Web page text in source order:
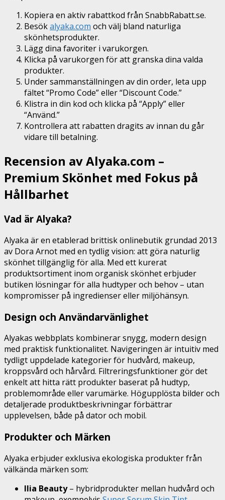
Kopiera en aktiv rabattkod från SnabbRabatt.se.
Besökalyaka.com och välj bland naturliga
skönhetsprodukter.
Lägg dina favoriter i varukorgen.
Klicka på varukorgen för att granska dina valda
produkter.
Under sammanställningen av din order, leta upp
fältet “Promo Code” eller “Discount Code.”
Klistra in din kod och klicka på “Apply” eller
“Använd.”
Kontrollera att rabatten dragits av innan du går
vidare till betalning.
Recension av Alyaka.com –
Premium Skönhet med Fokus på
Hållbarhet
Vad är Alyaka?
Alyaka är en etablerad brittisk onlinebutik grundad 2013
av Dora Arnot med en tydlig vision: att göra naturlig
skönhet tillgänglig för alla. Med ett kurerat
produktsortiment inom organisk skönhet erbjuder
butiken lösningar för alla hudtyper och behov – utan
kompromisser på ingredienser eller miljöhänsyn.
Design och Användarvänlighet
Alyakas webbplats kombinerar snygg, modern design
med praktisk funktionalitet. Navigeringen är intuitiv med
tydligt uppdelade kategorier för hudvård, makeup,
kroppsvård och hårvård. Filtreringsfunktioner gör det
enkelt att hitta rätt produkter baserat på hudtyp,
problemområde eller varumärke. Högupplösta bilder och
detaljerade produktbeskrivningar förbättrar
upplevelsen, både på dator och mobil.
Produkter och Märken
Alyaka erbjuder exklusiva ekologiska produkter från
välkända märken som:
Ilia Beauty– hybridprodukter mellan hudvård och